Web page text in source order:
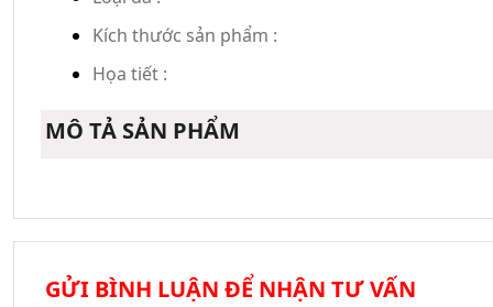
Kích thước sản phẩm :
Họa tiết :
MÔ TẢ SẢN PHẨM
GỬI BÌNH LUẬN ĐỂ NHẬN TƯ VẤN